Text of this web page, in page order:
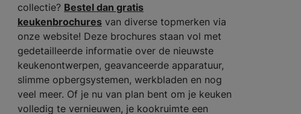
collectie? Bestel dan gratis
keukenbrochuresvan diverse topmerken via
onze website! Deze brochures staan vol met
gedetailleerde informatie over de nieuwste
keukenontwerpen, geavanceerde apparatuur,
slimme opbergsystemen, werkbladen en nog
veel meer. Of je nu van plan bent om je keuken
volledig te vernieuwen, je kookruimte een